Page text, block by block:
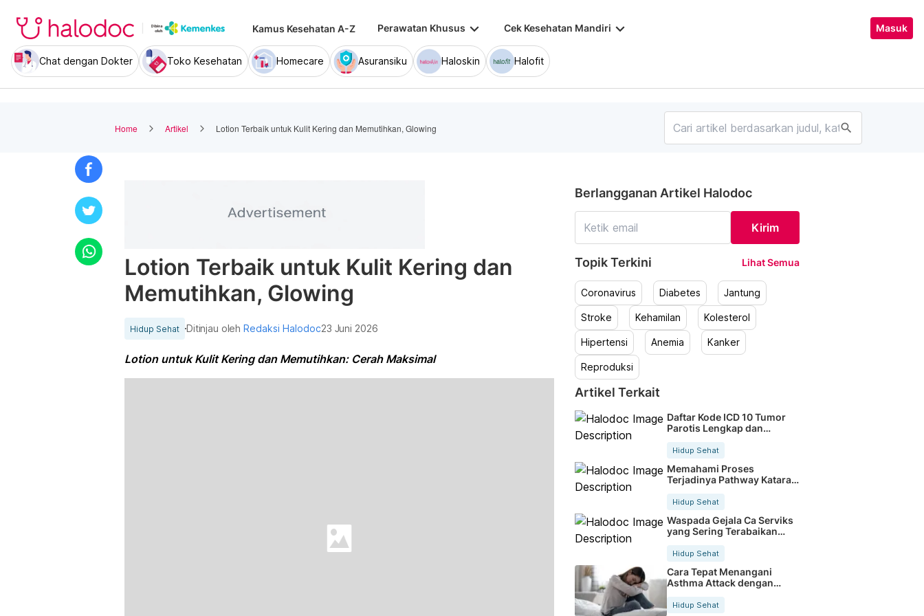
Kamus Kesehatan A-Z Perawatan Khusus keyboard_arrow_down Cek Kesehatan Mandiri keyboard_arrow_down Masuk
Chat dengan Dokter Toko Kesehatan Homecare Asuransiku Haloskin Halofit
Home Artikel Lotion Terbaik untuk Kulit Kering dan Memutihkan, Glowing search
Lotion Terbaik untuk Kulit Kering dan
Memutihkan, Glowing
Hidup Sehat Ditinjau olehRedaksi Halodoc23 Juni 2026
Lotion untuk Kulit Kering dan Memutihkan: Cerah Maksimal
Berlangganan Artikel Halodoc
Kirim
Topik Terkini Lihat Semua
Coronavirus Diabetes Jantung
Stroke Kehamilan Kolesterol
Hipertensi Anemia Kanker
Reproduksi
Artikel Terkait
Daftar Kode ICD 10 Tumor
Parotis Lengkap dan
Hidup Sehat
Memahami Proses
Terjadinya Pathway Katarak
Hidup Sehat
Waspada Gejala Ca Serviks
yang Sering Terabaikan
Hidup Sehat
Cara Tepat Menangani
Asthma Attack dengan
Hidup Sehat